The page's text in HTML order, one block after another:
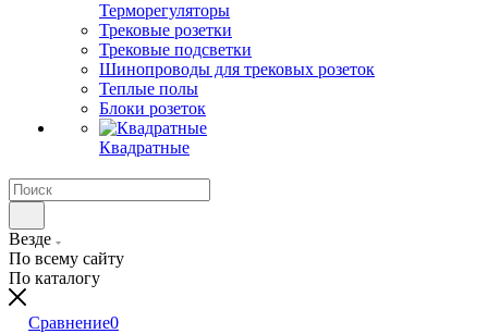
Терморегуляторы
Трековые розетки
Трековые подсветки
Шинопроводы для трековых розеток
Теплые полы
Блоки розеток
Квадратные
Везде
По всему сайту
По каталогу
Сравнение0